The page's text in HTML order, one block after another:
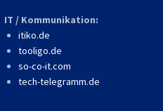
IT / Kommunikation:
itiko.de
tooligo.de
so-co-it.com
tech-telegramm.de